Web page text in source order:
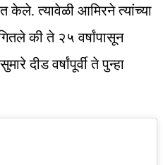
त्यावेळी आमिरने त्यांच्या
की ते २५ वर्षांपासून
दीड वर्षांपूर्वी ते पुन्हा